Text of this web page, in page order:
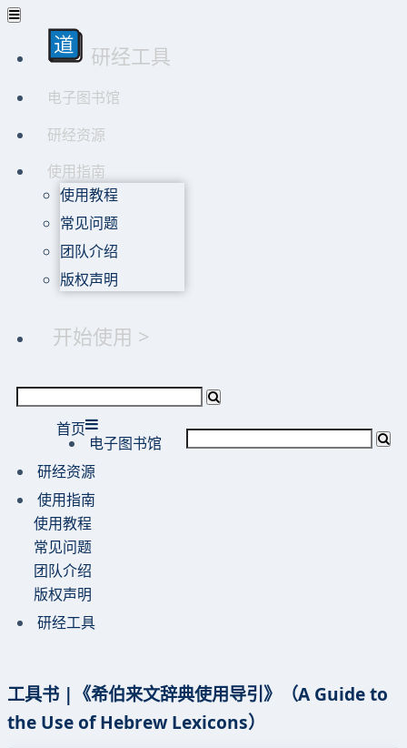
研经工具
电子图书馆
研经资源
使用指南
使用教程
常见问题
团队介绍
版权声明
开始使用 >
首页
电子图书馆
研经资源
使用指南
使用教程
常见问题
团队介绍
版权声明
研经工具
工具书 |《希伯来文辞典使用导引》（A Guide to
the Use of Hebrew Lexicons）